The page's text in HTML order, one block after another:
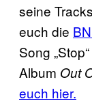
seine
euch die
Song
Album Out
euch hier.